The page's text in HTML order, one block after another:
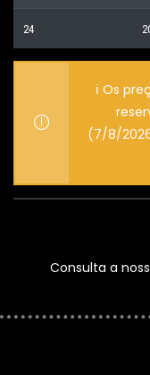
24
ℹ️ Os
(7/8/
Consulta a